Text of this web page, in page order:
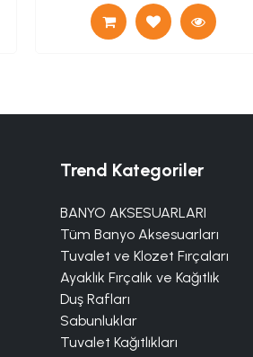
Trend Kategoriler
BANYO AKSESUARLARI
Tüm Banyo Aksesuarları
Tuvalet ve Klozet Fırçaları
Ayaklık Fırçalık ve Kağıtlık
Duş Rafları
Sabunluklar
Tuvalet Kağıtlıkları